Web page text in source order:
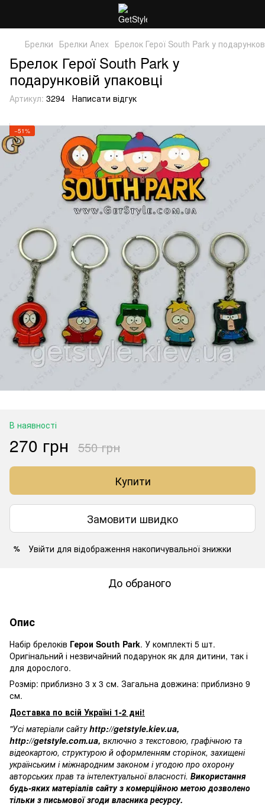
Брелки Брелки Anex Брелок Герої South Park у
Брелок Герої South Park у
подарунковій упаковці
Артикул: 3294 Написати відгук
−51%
В наявності
270 грн 550 грн
Купити
Замовити швидко
% Увійти для відображення накопичувальної знижки
До обраного
Опис
Набір брелоків Герои South Park. У комплекті 5 шт.
Оригінальний і незвичайний подарунок як для дитини, так і
для дорослого.
Розмір: приблизно 3 х 3 см. Загальна довжина: приблизно 9
см.
Доставка по всій Україні 1-2 дні!
"Усі матеріали сайтуhttp://getstyle.kiev.ua,
http://getstyle.com.ua, включно з текстовою, графічною та
відеокартою, структурою й оформленням сторінок, захищені
українським і міжнародним законом і угодою про охорону
авторських прав та інтелектуальної власності. Використання
будь-яких матеріалів сайту з комерційною метою дозволено
тільки з письмової згоди власника ресурсу.